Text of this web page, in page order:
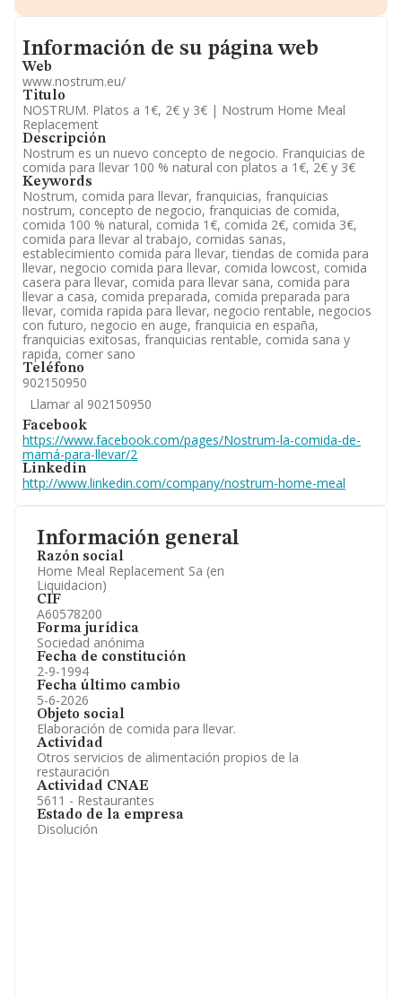
Información general
Razón social
Home Meal Replacement Sa (en
Liquidacion)
CIF
A60578200
Forma jurídica
Sociedad anónima
Fecha de constitución
2-9-1994
Fecha último cambio
5-6-2026
Objeto social
Elaboración de comida para llevar.
Actividad
Otros servicios de alimentación propios de la
restauración
Actividad CNAE
5611 - Restaurantes
Estado de la empresa
Disolución
Accionistas.
Artículos de prensa publicados sobre la empresa.
Información oficial y registral complementaria.
Informacion de su página web
Información de su página web
Web
www.nostrum.eu/
Titulo
NOSTRUM. Platos a 1€, 2€ y 3€ | Nostrum Home Meal
Replacement
Descripción
Nostrum es un nuevo concepto de negocio. Franquicias de
comida para llevar 100 % natural con platos a 1€, 2€ y 3€
Keywords
Nostrum, comida para llevar, franquicias, franquicias
nostrum, concepto de negocio, franquicias de comida,
comida 100 % natural, comida 1€, comida 2€, comida 3€,
comida para llevar al trabajo, comidas sanas,
establecimiento comida para llevar, tiendas de comida para
llevar, negocio comida para llevar, comida lowcost, comida
casera para llevar, comida para llevar sana, comida para
llevar a casa, comida preparada, comida preparada para
llevar, comida rapida para llevar, negocio rentable, negocios
con futuro, negocio en auge, franquicia en españa,
franquicias exitosas, franquicias rentable, comida sana y
rapida, comer sano
Teléfono
902150950
Llamar al 902150950
Facebook
https://www.facebook.com/pages/Nostrum-la-comida-de-
mamá-para-llevar/2
Linkedin
http://www.linkedin.com/company/nostrum-home-meal